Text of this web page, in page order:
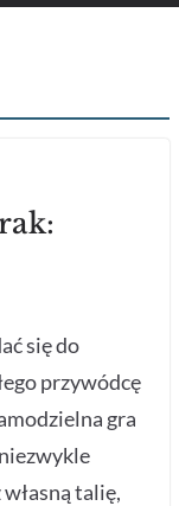
się do
przywódcę
gra
talię,